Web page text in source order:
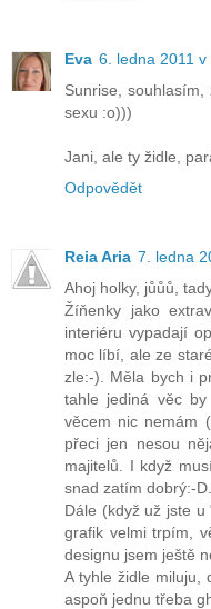
Eva 6. ledna 2011 v
Sunrise,
sexu :o)))
Jani, ale ty židle,
Odpovědět
Reia Aria 7. ledna
Ahoj holky, jůůů,
Žíňenky jako
interiéru vypadají
moc líbí, ale ze
zle:-). Měla bych i
tahle jediná věc
věcem nic nemám
přeci jen nesou
majitelů. I když
snad zatím dobrý:-D.
Dále (když už jste
grafik velmi trpím,
designu jsem ještě
A tyhle židle miluju,
aspoň jednu třeba